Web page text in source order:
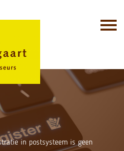
in postsysteem is geen